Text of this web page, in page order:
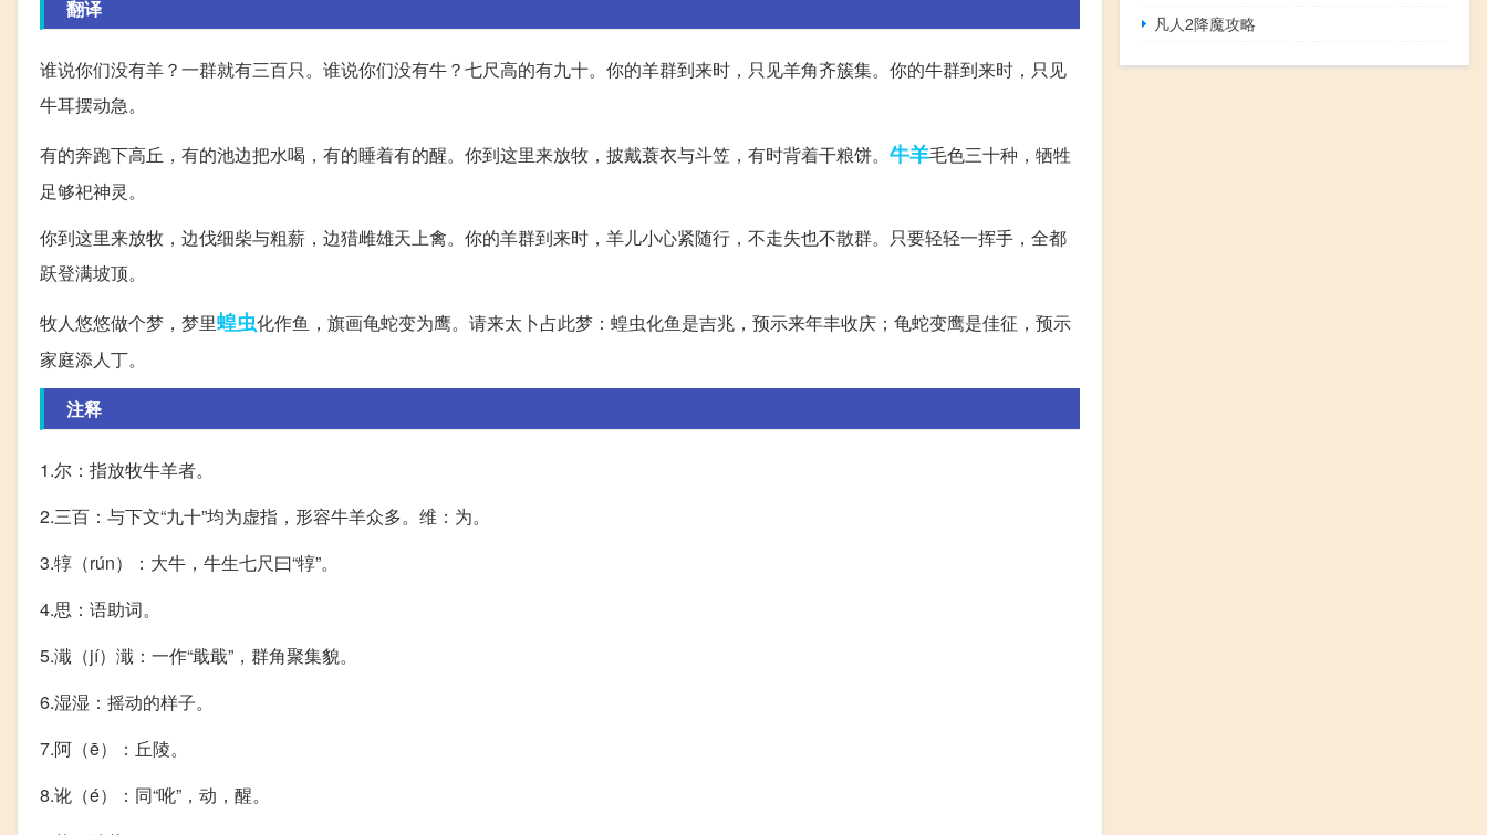
翻译
谁说你们没有羊？一群就有三百只。谁说你们没有牛？七尺高的有九十。你的羊群到来时，只见羊角齐簇集。你的牛群到来时，只见
牛耳摆动急。
有的奔跑下高丘，有的池边把水喝，有的睡着有的醒。你到这里来放牧，披戴蓑衣与斗笠，有时背着干粮饼。 牛羊毛色三十种，牺牲
足够祀神灵。
你到这里来放牧，边伐细柴与粗薪，边猎雌雄天上禽。你的羊群到来时，羊儿小心紧随行，不走失也不散群。只要轻轻一挥手，全都
跃登满坡顶。
牧人悠悠做个梦，梦里蝗虫化作鱼，旗画龟蛇变为鹰。请来太卜占此梦：蝗虫化鱼是吉兆，预示来年丰收庆；龟蛇变鹰是佳征，预示
家庭添人丁。
注释
1.尔：指放牧牛羊者。
2.三百：与下文“九十”均为虚指，形容牛羊众多。维：为。
3.犉（rún）：大牛，牛生七尺曰“犉”。
4.思：语助词。
5.濈（jí）濈：一作“戢戢”，群角聚集貌。
6.湿湿：摇动的样子。
7.阿（ē）：丘陵。
8.讹（é）：同“吪”，动，醒。
凡人2降魔攻略